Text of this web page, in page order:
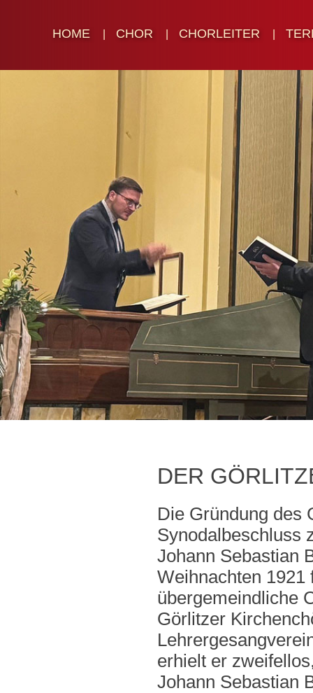
HOME CHOR CHORLEITER
DER
Die Gründung des
Synodalbeschluss
Johann Sebastian
Weihnachten
übergemeindliche
Görlitzer
erhielt er
Johann Sebastian